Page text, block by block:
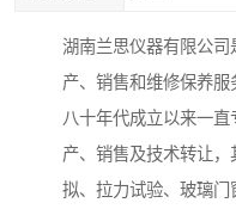
湖南兰思仪器有限公
产、销售和维修保养
八十年代成立以来一
产、销售及技术转让
拟、拉力试验、玻璃